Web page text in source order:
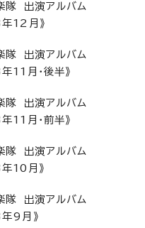
隊 出演アルバム
12月》
隊 出演アルバム
11月・後半》
隊 出演アルバム
11月・前半》
隊 出演アルバム
10月》
隊 出演アルバム
9月》